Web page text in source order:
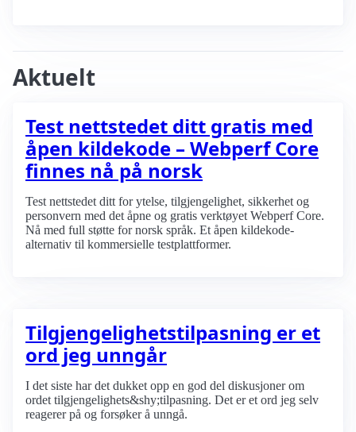
Aktuelt
Test nettstedet ditt gratis med
åpen kildekode – Webperf Core
finnes nå på norsk
Test nettstedet ditt for ytelse, tilgjengelighet, sikkerhet og
personvern med det åpne og gratis verktøyet Webperf Core.
Nå med full støtte for norsk språk. Et åpen kildekode-
alternativ til kommersielle testplattformer.
Tilgjengelighets­tilpasning er et
ord jeg unngår
I det siste har det dukket opp en god del diskusjoner om
ordet tilgjengelighets&shy;tilpasning. Det er et ord jeg selv
reagerer på og forsøker å unngå.